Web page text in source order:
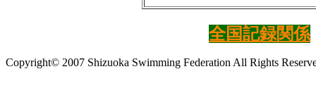
全国記録関係
Copyright© 2007 Shizuoka Swimming Federation All Rights